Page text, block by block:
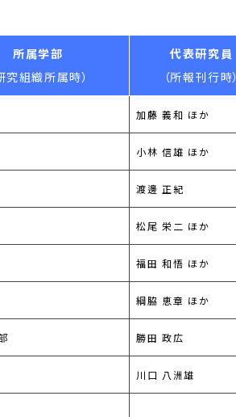
所属学部
究組織所属時）
代表研究員
（所報刊行時）
加藤 義和 ほか
小林 信雄 ほか
渡邊 正紀
松尾 栄二 ほか
福田 和悟 ほか
綱脇 恵章 ほか
勝田 政広
川口 八洲雄